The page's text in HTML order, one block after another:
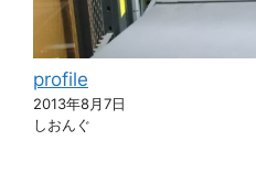
profile
2013年8月7日
しおんぐ